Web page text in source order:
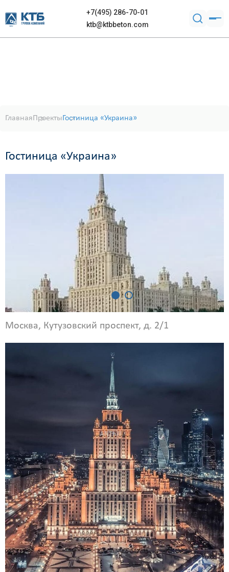
+7(495) 286-70-01
ktb@ktbbeton.com
ГлавнаяПроектыГостиница «Украина»
Гостиница «Украина»
Москва, Кутузовский проспект, д. 2/1